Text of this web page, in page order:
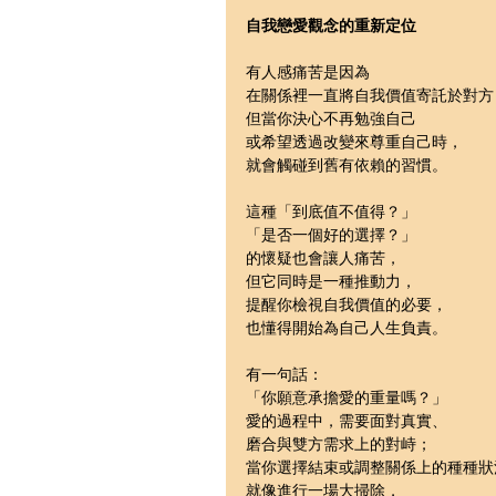
自我戀愛觀念的重新定位
有人感痛苦是因為
在關係裡一直將自我價值寄託於對
但當你決心不再勉強自己
或希望透過改變來尊重自己時，
就會觸碰到舊有依賴的習慣。
這種「到底值不值得？」
「是否一個好的選擇？」
的懷疑也會讓人痛苦，
但它同時是一種推動力，
提醒你檢視自我價值的必要，
也懂得開始為自己人生負責。
有一句話：
「你願意承擔愛的重量嗎？」
愛的過程中，需要面對真實、
磨合與雙方需求上的對峙；
當你選擇結束或調整關係上的種種
就像進行一場大掃除，